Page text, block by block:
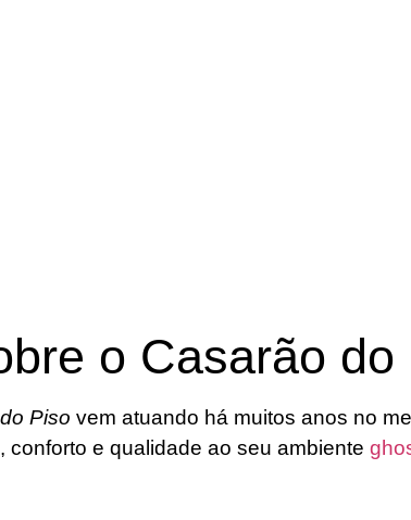
o Casarão do
Piso vem atuando há muitos anos no
conforto e qualidade ao seu ambiente